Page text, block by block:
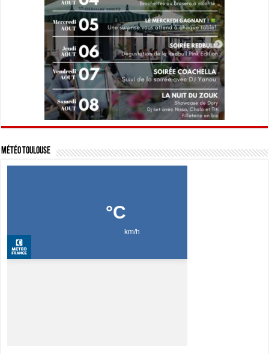
Météo Toulouse